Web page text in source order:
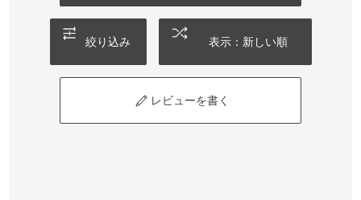
絞り込み 表示：新しい順
レビューを書く